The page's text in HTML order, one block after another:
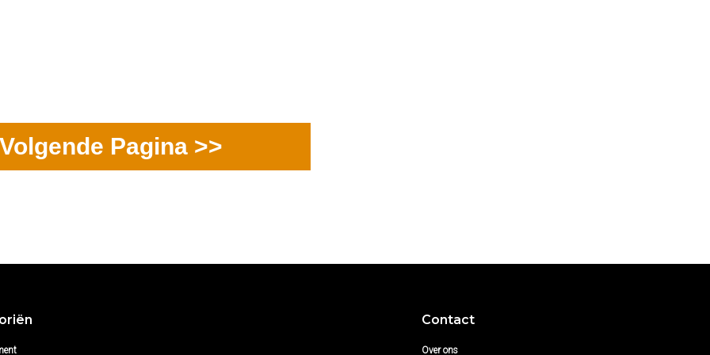
Volgende Pagina >>
Contact
Over ons